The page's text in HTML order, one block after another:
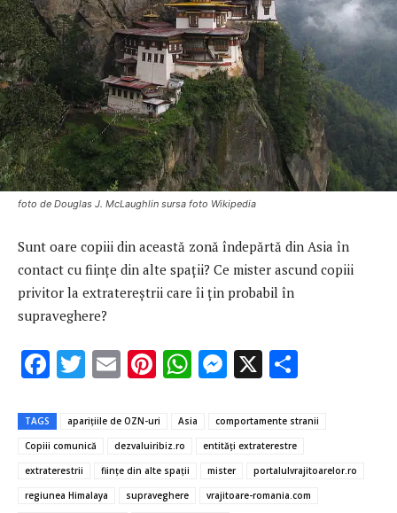
foto de Douglas J. McLaughlin sursa foto Wikipedia
Sunt oare copiii din această zonă îndepărtă din Asia în
contact cu fiinţe din alte spaţii? Ce mister ascund copiii
privitor la extratereştrii care îi ţin probabil în
supraveghere?
F
e
b
o
T
it
te
E
ai
l
Pi
er
es
t
W
at
s
A
M
se
n
g
X
ta
az
TAGS apariţiile de OZN-uri Asia
comportamente stranii
Copiii comunică
dezvaluiribiz.ro
entităţi extraterestre
extraterestrii
fiinţe din alte spaţii mister
portalulvrajitoarelor.ro
regiunea Himalaya
supraveghere
vrajitoare-romania.com